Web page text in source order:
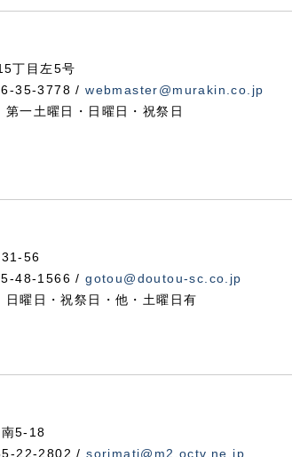
丁目左5号
35-3778 /webmaster@murakin.co.jp
一土曜日・日曜日・祝祭日
56
48-1566 /gotou@doutou-sc.co.jp
曜日・祝祭日・他・土曜日有
5-18
22-2802 /sorimati@m2.octv.ne.jp